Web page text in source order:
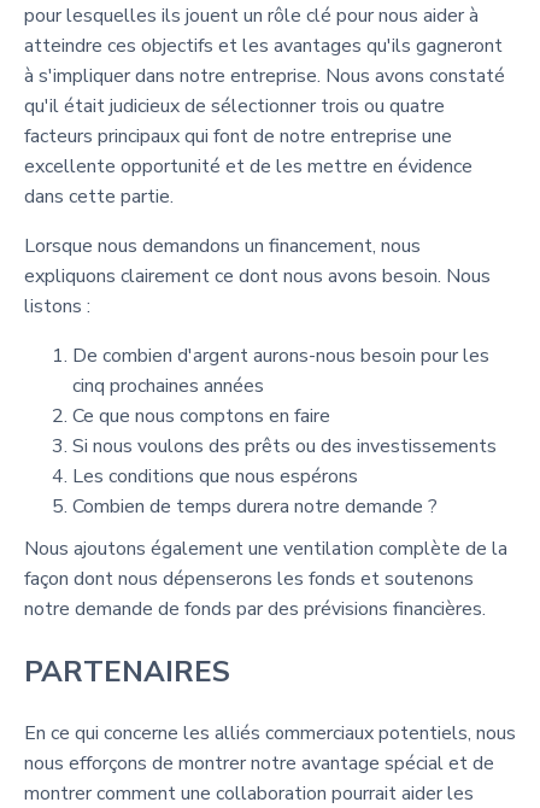
pour lesquelles ils jouent un rôle clé pour nous aider à
atteindre ces objectifs et les avantages qu'ils gagneront
à s'impliquer dans notre entreprise. Nous avons constaté
qu'il était judicieux de sélectionner trois ou quatre
facteurs principaux qui font de notre entreprise une
excellente opportunité et de les mettre en évidence
dans cette partie.
Lorsque nous demandons un financement, nous
expliquons clairement ce dont nous avons besoin. Nous
listons :
De combien d'argent aurons-nous besoin pour les
cinq prochaines années
Ce que nous comptons en faire
Si nous voulons des prêts ou des investissements
Les conditions que nous espérons
Combien de temps durera notre demande ?
Nous ajoutons également une ventilation complète de la
façon dont nous dépenserons les fonds et soutenons
notre demande de fonds par des prévisions financières.
PARTENAIRES
En ce qui concerne les alliés commerciaux potentiels, nous
nous efforçons de montrer notre avantage spécial et de
montrer comment une collaboration pourrait aider les